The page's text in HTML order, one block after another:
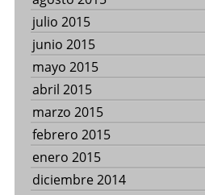
julio 2015
junio 2015
mayo 2015
abril 2015
marzo 2015
febrero 2015
enero 2015
diciembre 2014